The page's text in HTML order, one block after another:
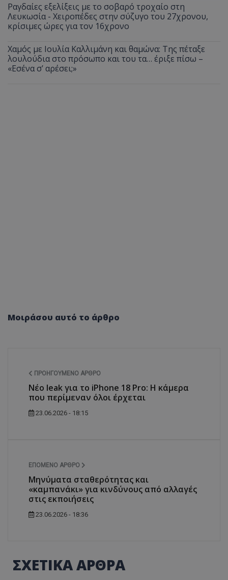
Ραγδαίες εξελίξεις με το σοβαρό τροχαίο στη
Λευκωσία - Χειροπέδες στην σύζυγο του 27χρονου,
κρίσιμες ώρες για τον 16χρονο
Χαμός με Ιουλία Καλλιμάνη και θαμώνα: Της πέταξε
λουλούδια στο πρόσωπο και του τα… έριξε πίσω –
«Εσένα σ’ αρέσει;»
Μοιράσου αυτό το άρθρο
ΠΡΟΗΓΟΎΜΕΝΟ ΆΡΘΡΟ
Νέο leak για το iPhone 18 Pro: Η κάμερα
που περίμεναν όλοι έρχεται
23.06.2026 - 18:15
ΕΠΌΜΕΝΟ ΆΡΘΡΟ
Μηνύματα σταθερότητας και
«καμπανάκι» για κινδύνους από αλλαγές
στις εκποιήσεις
23.06.2026 - 18:36
ΣΧΕΤΙΚΑ ΑΡΘΡΑ